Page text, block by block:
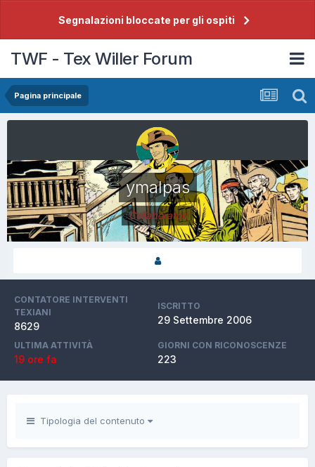
Segnalazioni bloccate per gli ospiti
TWF - Tex Willer Forum
Pagina principale
ymalpas
Collaboratori
CONTATORE INTERVENTI
TEXIANI
8629
ISCRITTO
29 Settembre 2006
ULTIMA ATTIVITÀ
19 ore fa
GIORNI CON RICONOSCENZE
223
Tipologia del contenuto